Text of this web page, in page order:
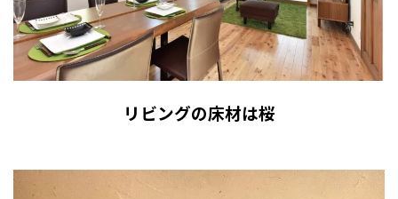
リビングの床材は桜